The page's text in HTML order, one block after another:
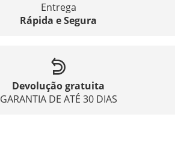
Entrega
Rápida e Segura
Devolução gratuita
GARANTIA DE ATÉ 30 DIAS